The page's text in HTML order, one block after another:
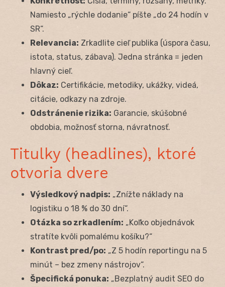
Namiesto „rýchle dodanie“ píšte „do 24 hodín v
SR“.
Relevancia: Zrkadlite cieľ publika (úspora času,
istota, status, zábava). Jedna stránka = jeden
hlavný cieľ.
Dôkaz: Certifikácie, metodiky, ukážky, videá,
citácie, odkazy na zdroje.
Odstránenie rizika: Garancie, skúšobné
obdobia, možnosť storna, návratnosť.
Titulky (headlines), ktoré
otvoria dvere
Výsledkový nadpis: „Znížte náklady na
logistiku o 18 % do 30 dní“.
Otázka so zrkadlením: „Koľko objednávok
stratíte kvôli pomalému košíku?“
Kontrast pred/po: „Z 5 hodín reportingu na 5
minút – bez zmeny nástrojov“.
Špecifická ponuka: „Bezplatný audit SEO do